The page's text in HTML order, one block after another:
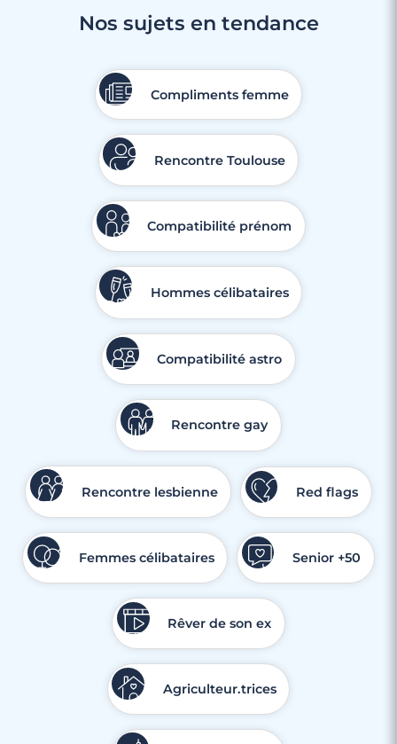
Nos sujets en tendance
Compliments femme
Rencontre Toulouse
Compatibilité prénom
Hommes célibataires
Compatibilité astro
Rencontre gay
Rencontre lesbienne Red flags
Femmes célibataires Senior +50
Rêver de son ex
Agriculteur.trices